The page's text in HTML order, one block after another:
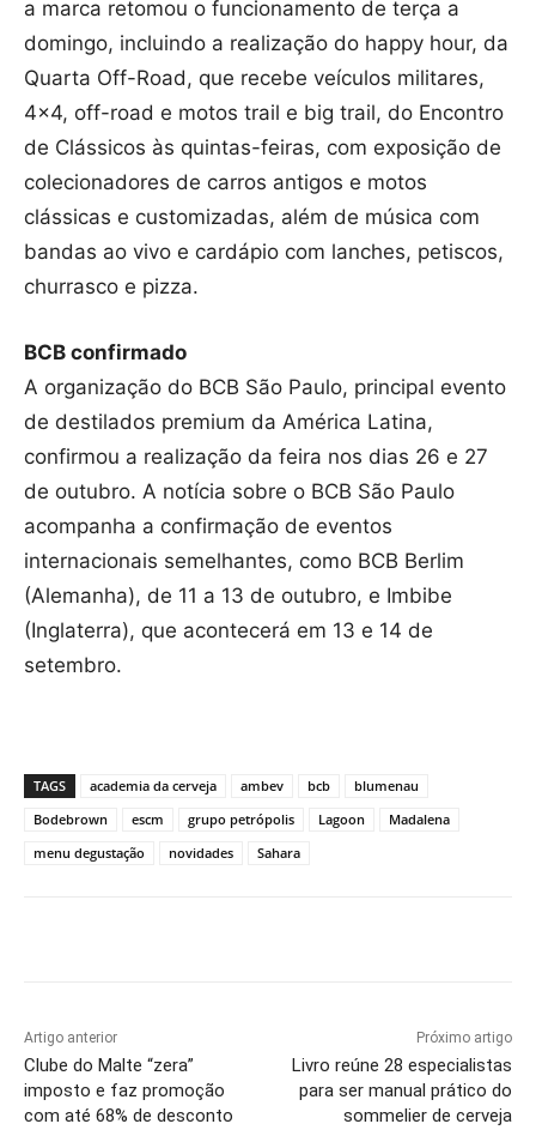
a marca retomou o funcionamento de terça a
domingo, incluindo a realização do happy hour, da
Quarta Off-Road, que recebe veículos militares,
4×4, off-road e motos trail e big trail, do Encontro
de Clássicos às quintas-feiras, com exposição de
colecionadores de carros antigos e motos
clássicas e customizadas, além de música com
bandas ao vivo e cardápio com lanches, petiscos,
churrasco e pizza.
BCB confirmado
A organização do BCB São Paulo, principal evento
de destilados premium da América Latina,
confirmou a realização da feira nos dias 26 e 27
de outubro. A notícia sobre o BCB São Paulo
acompanha a confirmação de eventos
internacionais semelhantes, como BCB Berlim
(Alemanha), de 11 a 13 de outubro, e Imbibe
(Inglaterra), que acontecerá em 13 e 14 de
setembro.
TAGS academia da cerveja ambev bcb
blumenau
Bodebrown
escm grupo petrópolis Lagoon
Madalena
menu degustação
novidades Sahara
Artigo anterior
Clube do Malte “zera”
imposto e faz promoção
com até 68% de desconto
Próximo artigo
Livro reúne 28 especialistas
para ser manual prático do
sommelier de cerveja